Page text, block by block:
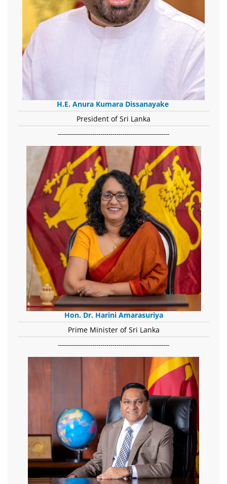
H.E. Anura Kumara Dissanayake
President of Sri Lanka
-------------------------------------------------------
Hon. Dr. Harini Amarasuriya
Prime Minister of Sri Lanka
-------------------------------------------------------